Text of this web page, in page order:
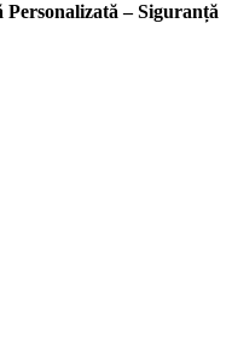
Personalizată – Siguranță